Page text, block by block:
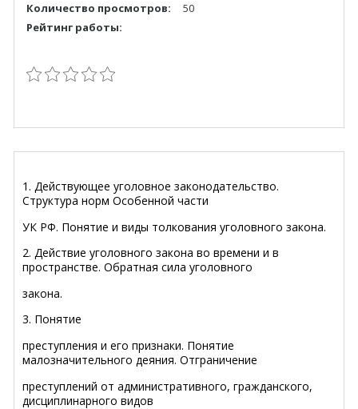
Количество просмотров:
50
Рейтинг работы:
1. Действующее уголовное законодательство.
Структура норм Особенной части
УК РФ. Понятие и виды толкования уголовного закона.
2. Действие уголовного закона во времени и в
пространстве. Обратная сила уголовного
закона.
3. Понятие
преступления и его признаки. Понятие
малозначительного деяния. Отграничение
преступлений от административного, гражданского,
дисциплинарного видов